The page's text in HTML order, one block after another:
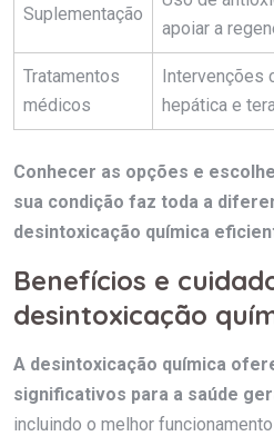
Suplementação
apoiar a
Tratamentos
médicos
Intervenções
hepática e
Conhecer as opções e
sua condição faz toda a
desintoxicação química
Benefícios e
desintoxicação
A desintoxicação química
significativos para a saúde
incluindo o melhor